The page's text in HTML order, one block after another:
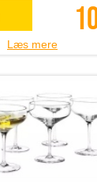
Læs mere